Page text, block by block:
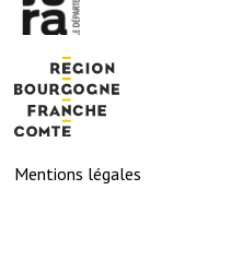
Mentions légales